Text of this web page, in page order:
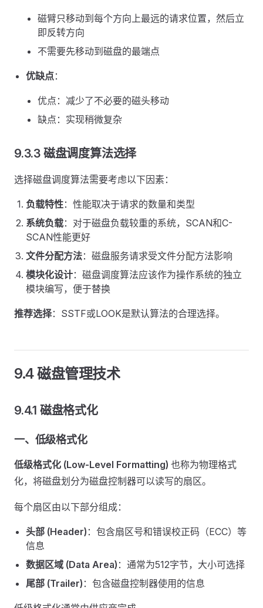
磁臂只移动到每个方向上最远的请求位置，然后立
即反转方向
不需要先移动到磁盘的最端点
优缺点：
优点：减少了不必要的磁头移动
缺点：实现稍微复杂
9.3.3 磁盘调度算法选择
选择磁盘调度算法需要考虑以下因素：
负载特性：性能取决于请求的数量和类型
系统负载：对于磁盘负载较重的系统，SCAN和C-
SCAN性能更好
文件分配方法：磁盘服务请求受文件分配方法影响
模块化设计：磁盘调度算法应该作为操作系统的独立
模块编写，便于替换
推荐选择：SSTF或LOOK是默认算法的合理选择。
9.4 磁盘管理技术
9.4.1 磁盘格式化
一、低级格式化
低级格式化 (Low-Level Formatting) 也称为物理格式
化，将磁盘划分为磁盘控制器可以读写的扇区。
每个扇区由以下部分组成：
头部 (Header) ：包含扇区号和错误校正码（ECC）等
信息
数据区域 (Data Area) ：通常为512字节，大小可选择
尾部 (Trailer) ：包含磁盘控制器使用的信息